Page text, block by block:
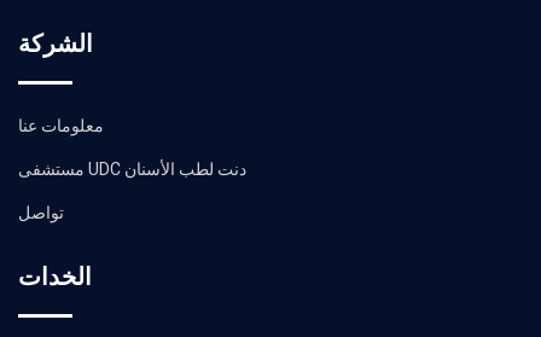
الشركة
معلومات عنا
مستشفى UDC دنت لطب الأسنان
تواصل
الخدات